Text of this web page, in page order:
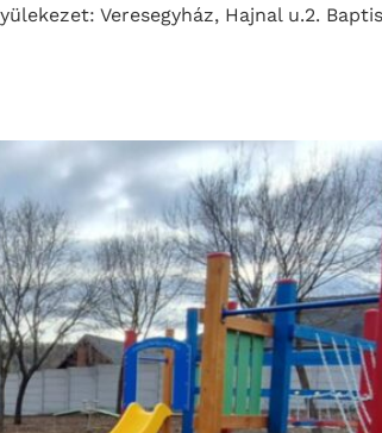
Veresegyház, Hajnal u.2.